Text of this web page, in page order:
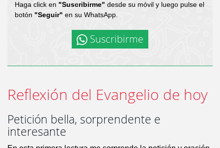
Haga click en "Suscribirme" desde su móvil y luego pulse el
botón "Seguir" en su WhatsApp.
Suscribirme
Reflexión del Evangelio de hoy
Petición bella, sorprendente e
interesante